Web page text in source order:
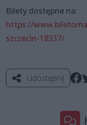
Bilety dostępne na:
https://
szczecin-18337/
Udostępnij